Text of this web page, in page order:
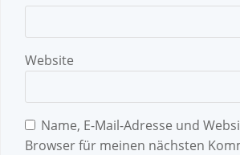
Website
Name, E-Mail-Adresse und
Browser für meinen nächsten